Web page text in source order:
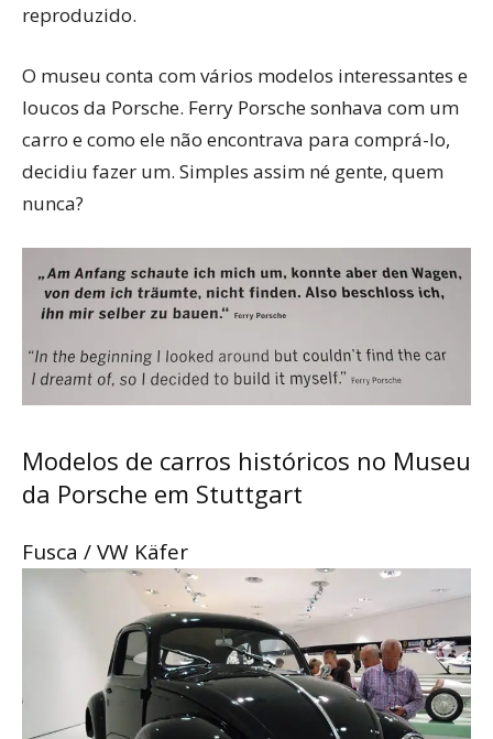
reproduzido.
O museu conta com vários modelos interessantes e
loucos da Porsche. Ferry Porsche sonhava com um
carro e como ele não encontrava para comprá-lo,
decidiu fazer um. Simples assim né gente, quem
nunca?
Modelos de carros históricos no Museu
da Porsche em Stuttgart
Fusca / VW Käfer